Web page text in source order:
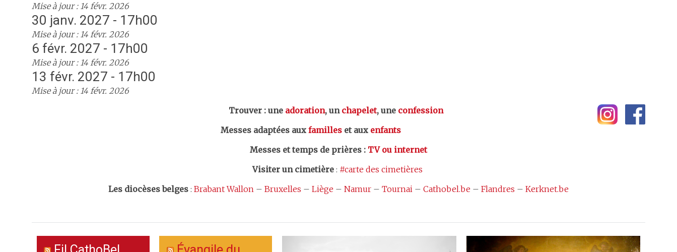
Mise à jour : 14 févr. 2026
30 janv. 2027 - 17h00
Mise à jour : 14 févr. 2026
6 févr. 2027 - 17h00
Mise à jour : 14 févr. 2026
13 févr. 2027 - 17h00
Mise à jour : 14 févr. 2026
Trouver : une adoration, un chapelet, une confession
Messes adaptées aux familles et aux enfants
Messes et temps de prières : TV ou internet
Visiter un cimetière : #carte des cimetières
Les diocèses belges : Brabant Wallon – Bruxelles – Liège – Namur – Tournai – Cathobel.be – Flandres – Kerknet.be